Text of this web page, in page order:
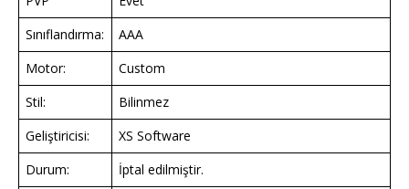
Sınıflandırma:
AAA
Motor:
Custom
Stil:
Bilinmez
Geliştiricisi:
XS Software
Durum:
İptal edilmiştir.